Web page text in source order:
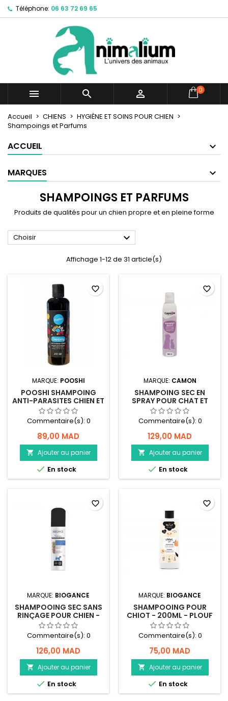
Téléphone: 06 63 72 69 65
   0
Accueil CHIENS
HYGIÈNE ET SOINS POUR CHIEN
Shampoings et Parfums
ACCUEIL
MARQUES
SHAMPOINGS ET PARFUMS
Produits de qualités pour un chien propre et en pleine forme
Choisir 
Affichage 1-12 de 31 article(s)
MARQUE: POOSHI
POOSHI SHAMPOING
ANTI-PARASITES CHIEN ET
CHAT BONBON
Commentaire(s): 0
89,00 MAD
 Ajouter au panier
 En stock
favorite_border
MARQUE: CAMON
SHAMPOING SEC EN
SPRAY POUR CHAT ET
CHIEN - CAMON - 300ML
Commentaire(s): 0
129,00 MAD
 Ajouter au panier
 En stock
favorite_border
MARQUE: BIOGANCE
SHAMPOOING SEC SANS
RINÇAGE POUR CHIEN -
150ML - BIOGANCE
Commentaire(s): 0
126,00 MAD
 Ajouter au panier
 En stock
favorite_border
MARQUE: BIOGANCE
SHAMPOOING POUR
CHIOT - 200ML - PLOUF
Commentaire(s): 0
75,00 MAD
 Ajouter au panier
 En stock
favorite_border
Mes listes d'envies ×
Créer une nouvelle liste
((modalTitle)) ×
((confirmMessage))
((cancelText))
Créer une liste d'envies ×
Nom de la liste d'envies
Annuler Créer une liste d'envies
Connexion ×
Vous devez être connecté pour ajouter des produits
à votre liste d'envies.
Connexion